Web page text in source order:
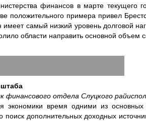
финансов в марте текущего
положительного примера привел
самый низкий уровень долговой
области направить основной
финансового отдела Слуцкого
время одними из основных
дополнительных доходных